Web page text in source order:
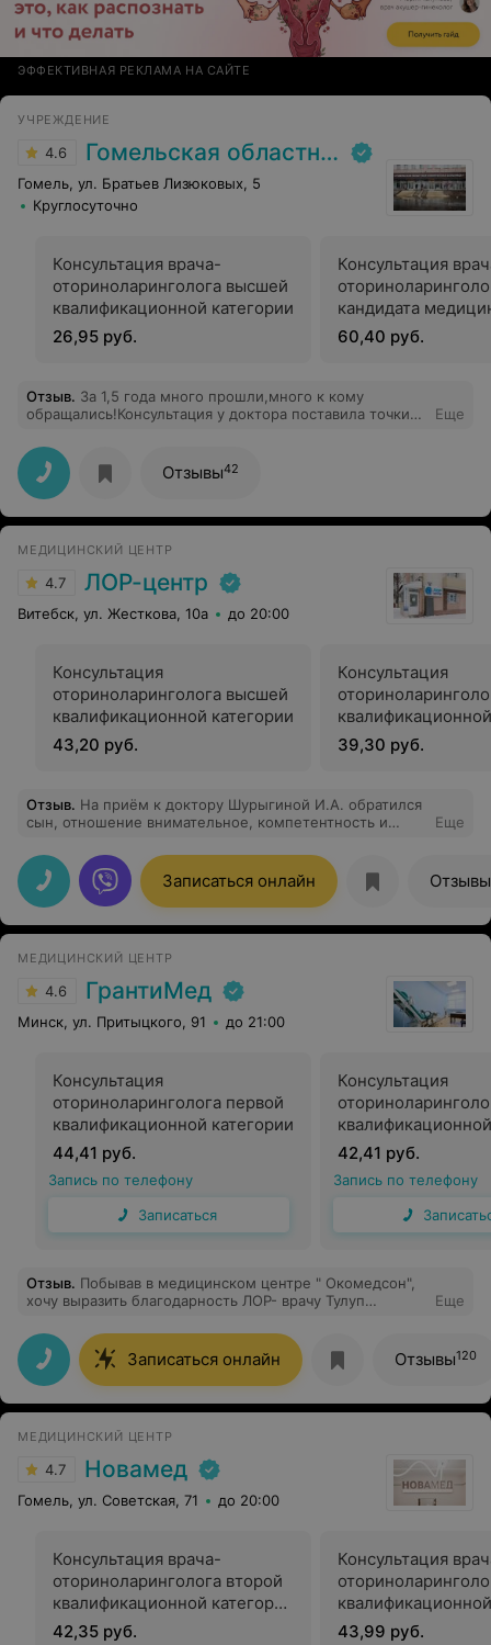
ЭФФЕКТИВНАЯ РЕКЛАМА НА САЙТЕ
УЧРЕЖДЕНИЕ
4.6 Гомельская областная клиническая больница
Гомель, ул. Братьев Лизюковых, 5
Круглосуточно
Консультация врача-
оториноларинголога высшей
квалификационной категории
26,95 руб.
Консультация
кандидата
60,40 руб.
Отзыв. За 1,5 года много прошли,много к кому
обращались!Консультация у доктора поставила точки
которых хотели знать,и без слов,будто все доктор все
уже всё знал!Очень помог, спасибо, низкий вам
поклон!
Еще
Отзывы42
МЕДИЦИНСКИЙ ЦЕНТР
4.7 ЛОР-центр
Витебск, ул. Жесткова, 10а до 20:00
Консультация
оториноларинголога высшей
квалификационной категории
43,20 руб.
Консультация
39,30 руб.
Отзыв. На приём к доктору Шурыгиной И.А. обратился
сын, отношение внимательное, компетентность и
доброжелательная. Впечатления положительные,
лечение назначено.
Еще
Записаться онлайн Отзывы
МЕДИЦИНСКИЙ ЦЕНТР
4.6 ГрантиМед
Минск, ул. Притыцкого, 91 до 21:00
Консультация
оториноларинголога первой
квалификационной категории
44,41 руб.
Запись по телефону
Записаться
Консультация
42,41 руб.
Запись по телефону
Отзыв. Побывав в медицинском центре " Окомедсон",
хочу выразить благодарность ЛОР- врачу Тулуп
не только профессионализмом, но и
общечеловеческими качествами, такими как: чуткость,
понимание, уважение и сопереживание к проблеме
пациента. Светлана Ивановна терпеливо выслушала
все вопросы и опасения, разьяснила все нюансы и
внимание и понимание. Крепкого здоровья и
побольше счастливых моментов в жизни.
Еще
Записаться онлайн Отзывы120
МЕДИЦИНСКИЙ ЦЕНТР
4.7 Новамед
Гомель, ул. Советская, 71 до 20:00
Консультация врача-
оториноларинголога второй
квалификационной категории
без одноразового
42,35 руб.
Консультация
с использованием
43,99 руб.